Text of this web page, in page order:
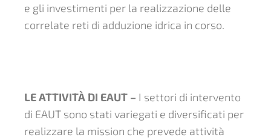
e gli investimenti per la realizzazione delle
correlate reti di adduzione idrica in corso.
LE ATTIVITÀ DI EAUT – I settori di intervento
di EAUT sono stati variegati e diversificati per
realizzare la mission che prevede attività